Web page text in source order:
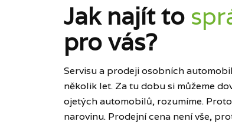
Jak najít to
pro vás?
Servisu a prodeji osobních
několik let. Za tu dobu si můžeme
ojetých automobilů, rozumíme.
narovinu. Prodejní cena není vše,